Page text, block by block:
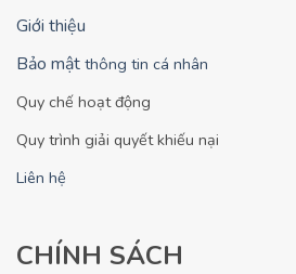
Giới thiệu
Bảo mật thông tin cá nhân
Quy chế hoạt động
Quy trình giải quyết khiếu nại
Liên hệ
CHÍNH SÁCH